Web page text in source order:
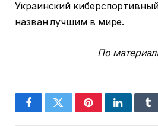
Украинский
назван лучшим в мире.
По
FacebookTwitterPinterestLinkedIn